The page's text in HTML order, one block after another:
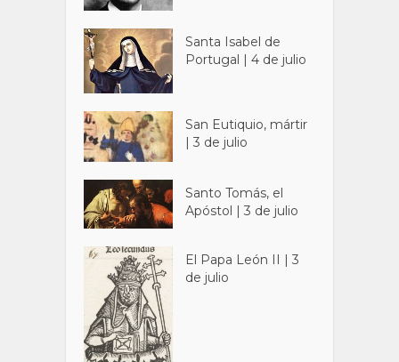
Santa Isabel de
Portugal | 4 de julio
San Eutiquio, mártir
| 3 de julio
Santo Tomás, el
Apóstol | 3 de julio
El Papa León II | 3
de julio